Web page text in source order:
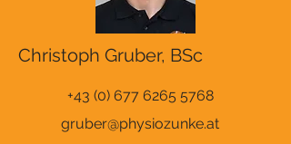
Christoph Gruber, BSc
+43 (0) 677 6265 5768
gruber@physiozunke.at